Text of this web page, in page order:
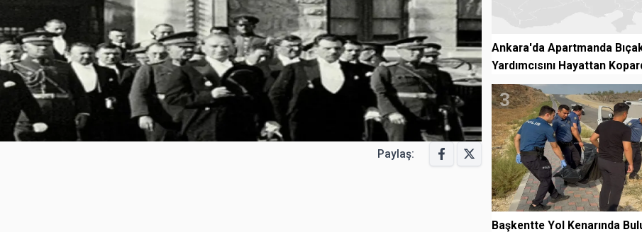
Paylaş:
Ankara'da Apartmanda
Yardımcısını Hayattan
3
Başkentte Yol Kenarında